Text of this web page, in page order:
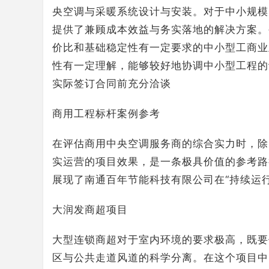
央空调与采暖系统设计与安装。对于中小规
提供了兼顾成本效益与务实落地的解决方案
价比和基础稳定性有一定要求的中小型工商
性有一定理解，能够较好地协调中小型工程
实际签订合同前充分洽谈
商用工程标杆案例参考
在评估商用中央空调服务商的综合实力时，
实运营的项目效果，是一条极具价值的参考
展现了南通百年节能科技有限公司在“持续运
大润发商超项目
大型连锁商超对于室内环境的要求极高，既
区与公共走道风道的科学分离。在这个项目